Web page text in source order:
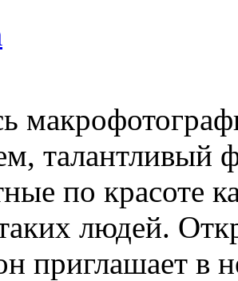
талантливый
по красоте
людей.
приглашает в